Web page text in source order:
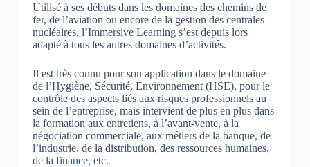
Utilisé à ses débuts dans les domaines des chemins de
fer, de l’aviation ou encore de la gestion des centrales
nucléaires, l’Immersive Learning s’est depuis lors
adapté à tous les autres domaines d’activités.
Il est très connu pour son application dans le domaine
de l’Hygiène, Sécurité, Environnement (HSE), pour le
contrôle des aspects liés aux risques professionnels au
sein de l’entreprise, mais intervient de plus en plus dans
la formation aux entretiens, à l’avant-vente, à la
négociation commerciale, aux métiers de la banque, de
l’industrie, de la distribution, des ressources humaines,
de la finance, etc.